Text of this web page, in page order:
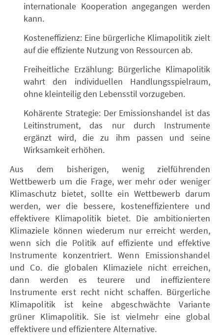
internationale Kooperation angegangen werden
kann.
Kosteneffizienz: Eine bürgerliche Klimapolitik zielt
auf die effiziente Nutzung von Ressourcen ab.
Freiheitliche Erzählung: Bürgerliche Klimapolitik
wahrt den individuellen Handlungsspielraum,
ohne kleinteilig den Lebensstil vorzugeben.
Kohärente Strategie: Der Emissionshandel ist das
Leitinstrument, das nur durch Instrumente
ergänzt wird, die zu ihm passen und seine
Wirksamkeit erhöhen.
Aus dem bisherigen, wenig zielführenden
Wettbewerb um die Frage, wer mehr oder weniger
Klimaschutz bietet, sollte ein Wettbewerb darum
werden, wer die bessere, kosteneffizientere und
effektivere Klimapolitik bietet. Die ambitionierten
Klimaziele können wiederum nur erreicht werden,
wenn sich die Politik auf effiziente und effektive
Instrumente konzentriert. Wenn Emissionshandel
und Co. die globalen Klimaziele nicht erreichen,
dann werden es teurere und ineffizientere
Instrumente erst recht nicht schaffen. Bürgerliche
Klimapolitik ist keine abgeschwächte Variante
grüner Klimapolitik. Sie ist vielmehr eine global
effektivere und effizientere Alternative.